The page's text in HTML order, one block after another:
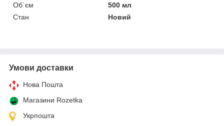
Об`єм
500 мл
Стан
Новий
Умови доставки
Нова Пошта
Магазини Rozetka
Укрпошта